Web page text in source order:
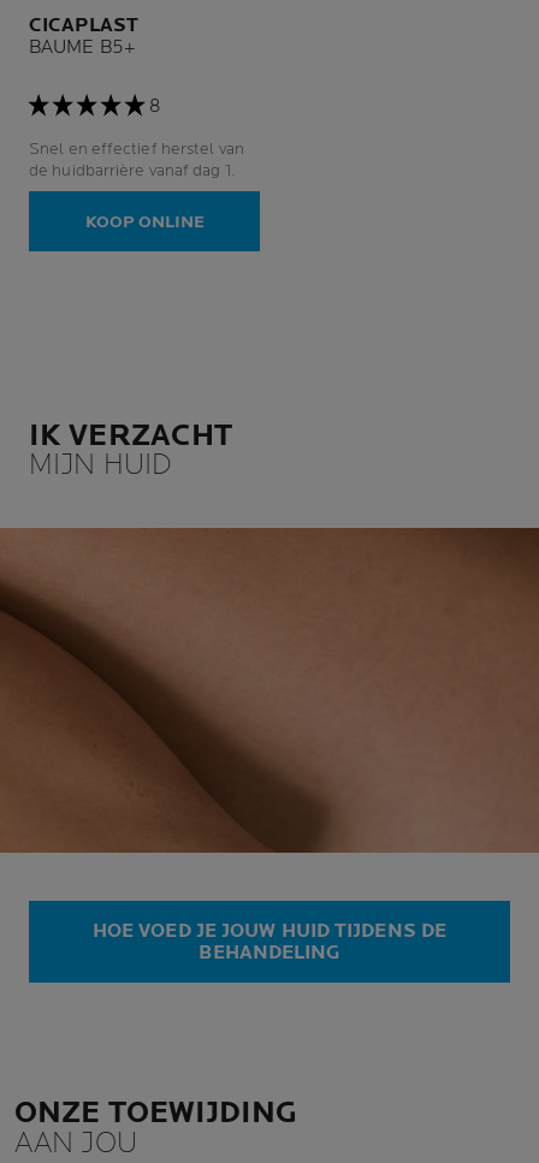
CICAPLAST
BAUME B5+
8
Snel en effectief herstel van
de huidbarrière vanaf dag 1.
KOOP ONLINE
IK VERZACHT
MIJN HUID
HOE VOED JE JOUW HUID TIJDENS DE
BEHANDELING
ONZE TOEWIJDING
AAN JOU